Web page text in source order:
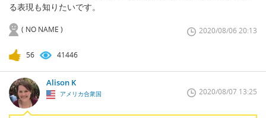
る表現も知りたいです。
( NO NAME ) 2020/08/06 20:13
56 41446
Alison K
アメリカ合衆国 2020/08/07 13:25